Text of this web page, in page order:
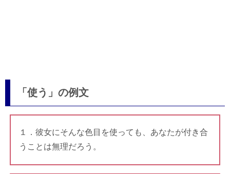
「使う」の例文
１．彼女にそんな色目を使っても、あなたが付き合
うことは無理だろう。